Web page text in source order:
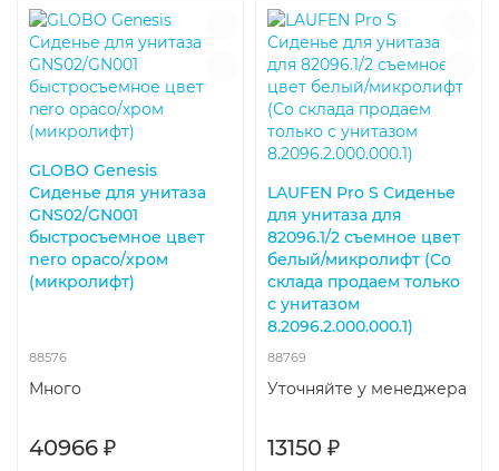
GLOBO Genesis
Сиденье для унитаза
GNS02/GN001
быстросъемное цвет
nero opaco/хром
(микролифт)
88576
Много
40966 ₽
LAUFEN Pro S Сиденье
для унитаза для
82096.1/2 съемное цвет
белый/микролифт (Со
склада продаем только
с унитазом
8.2096.2.000.000.1)
88769
Уточняйте у менеджера
13150 ₽